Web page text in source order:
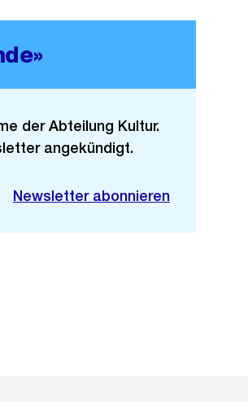
der Abteilung Kultur.
angekündigt.
Newsletter abonnieren